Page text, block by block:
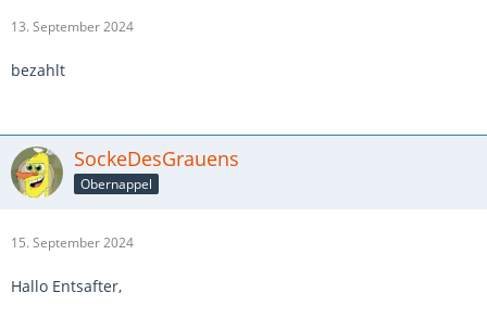
13. September 2024
bezahlt
SockeDesGrauens
Obernappel
15. September 2024
Hallo Entsafter,